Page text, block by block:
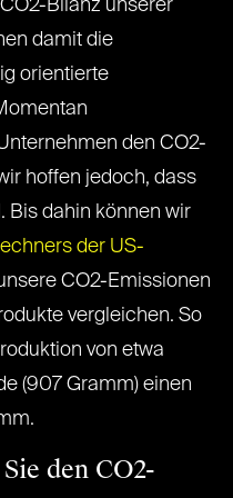
Bilanz unserer
damit die
orientierte
den CO2-
hoffen jedoch, dass
Bis dahin können wir
der US-
CO2-Emissionen
vergleichen. So
von etwa
(907 Gramm) einen
den CO2-